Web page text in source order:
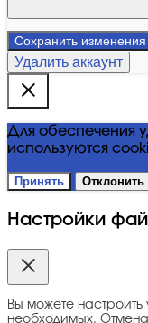
Сохранить изменения
Удалить аккаунт
Для обеспечения
используются
Принять Отклонить
Настройки
Вы можете
необходимых.